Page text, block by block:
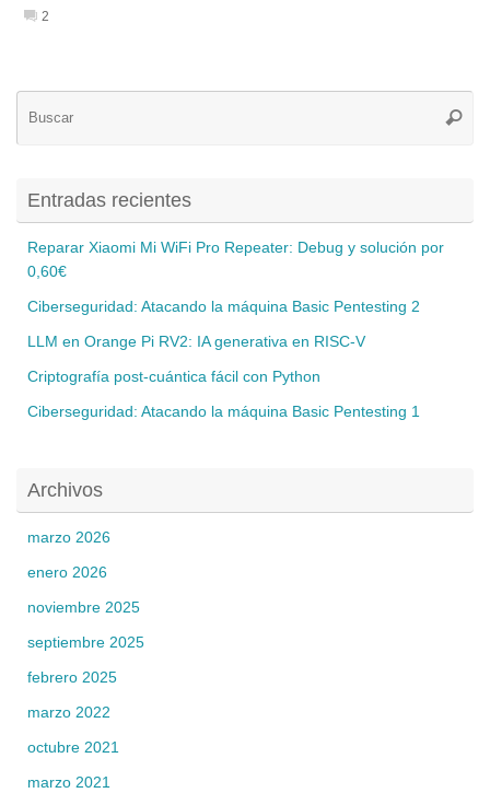
2
Entradas recientes
Reparar Xiaomi Mi WiFi Pro Repeater: Debug y solución por
0,60€
Ciberseguridad: Atacando la máquina Basic Pentesting 2
LLM en Orange Pi RV2: IA generativa en RISC-V
Criptografía post-cuántica fácil con Python
Ciberseguridad: Atacando la máquina Basic Pentesting 1
Archivos
marzo 2026
enero 2026
noviembre 2025
septiembre 2025
febrero 2025
marzo 2022
octubre 2021
marzo 2021